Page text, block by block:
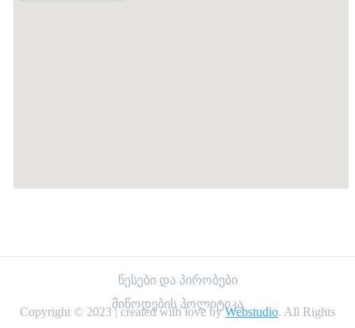
წესები და პირობები
მიწოდების პოლიტიკა
Copyright © 2023 | created with love byWebstudio. All Rights